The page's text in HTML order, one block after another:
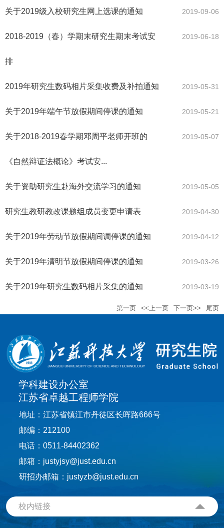
关于2019级入校研究生网上选课的通知 2019-09-06
2018-2019（春）学期末研究生期末考试安
排
2019-06-18
2019年研究生数码相片采集收费及补拍通知 2019-05-31
关于2019年端午节放假期间停课的通知 2019-05-21
关于2018-2019春学期邓周平老师开班的
《自然辩证法概论》考试安...
2019-05-07
关于资助研究生赴海外交流学习的通知 2019-05-05
研究生教研教改课题组成员变更申请表 2019-04-30
关于2019年劳动节放假期间调停课的通知 2019-04-12
关于2019年清明节放假期间停课的通知 2019-03-26
关于2019年研究生数码相片采集的通知 2019-03-19
第一页 <<上一页 下一页>> 尾页
学科建设办公室
江苏省卓越工程师学院
地址：江苏省镇江市丹徒区长晖路666号
邮编：212100
电话：0511-84402362
邮箱：justyjsy@just.edu.cn
研招办邮箱：justyzb@just.edu.cn
校内链接